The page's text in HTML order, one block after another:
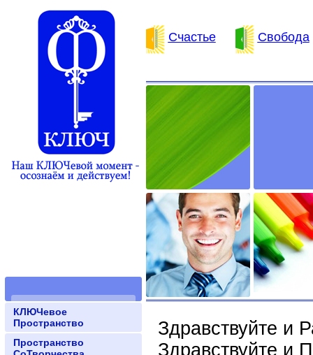
Счастье Свобода
КЛЮЧевое
Пространство
Пространство
Здравствуйте и
Здравствуйте и